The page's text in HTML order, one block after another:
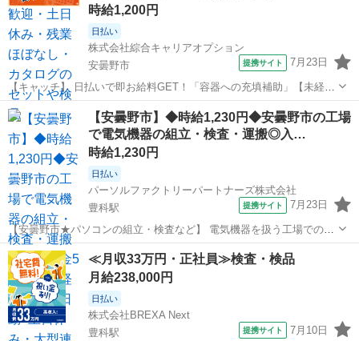
時給1,200円
日払い
株式会社綜合キャリアオプション
安曇野市
提携サイト 7月23日
【キャッチ】 日払いで即お給料GET！「容器への充填補助」【未経験
OK！】残業ナシでON/OFF切替☆落ち着く少人数の職場！高時給1200
円！ 【コメント】 製造のお仕事をお探しの方必見！ 「経験ないけど
大丈夫かな・・・...
長野 安曇野市 工場
【安曇野市】◆時給1,230円◆安曇野市の工場
で電気機器の組立・検査・運搬◎入…
時給1,230円
日払い
パーソルファクトリーパートナーズ株式会社
豊科駅
提携サイト 7月23日
【安曇野市★パソコンの組立・検査など】 電気機器を扱う工場でのお
仕事です。 PCなどの組立・検査・梱包・材料準備など 設備への製品
投入、電動ドライバー使用の組立、 マシンオペレーター、目視検査や
運搬作業など多岐にわたります。...
長野 安曇野市 豊科駅 工場
≪月収33万円・正社員≫検査・検品
月給238,000円
日払い
株式会社BREXA Next
豊科駅
提携サイト 7月10日